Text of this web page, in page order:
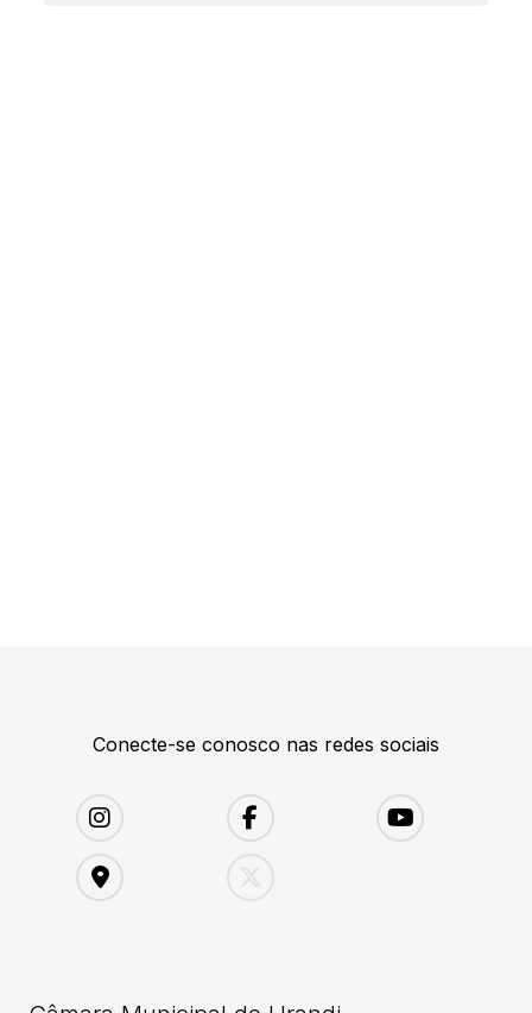
Conecte-se conosco nas redes sociais